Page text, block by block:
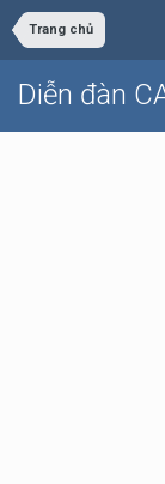
Trang chủ
Diễn đàn